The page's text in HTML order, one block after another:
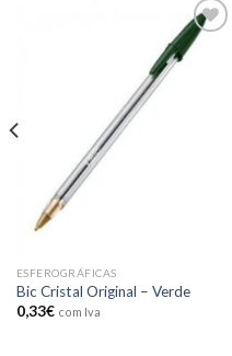
ESFEROGRÁFICAS
Bic Cristal Original – Verde
0,33€ com Iva